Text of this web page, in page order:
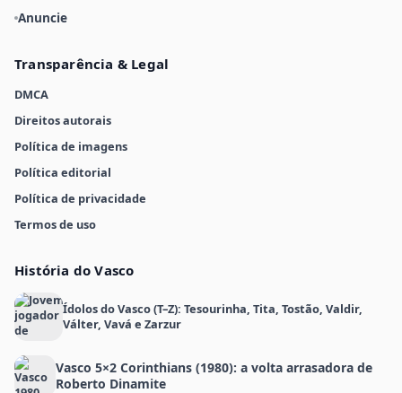
Anuncie
Transparência & Legal
DMCA
Direitos autorais
Política de imagens
Política editorial
Política de privacidade
Termos de uso
História do Vasco
Ídolos do Vasco (T–Z): Tesourinha, Tita, Tostão, Valdir,
Válter, Vavá e Zarzur
Vasco 5×2 Corinthians (1980): a volta arrasadora de
Roberto Dinamite